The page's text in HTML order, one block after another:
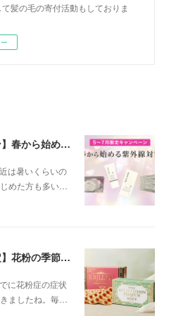
髪の毛の寄付活動もしておりま
【5〜7月限定キャンペーン】春から始める紫外線対策
は暑いくらいの
めた方も多い…
4/12まで延長【2〜3月限定】花粉の季節に、インナーケアセットキャンペーン
に花粉症の症状
ましたね。毎…